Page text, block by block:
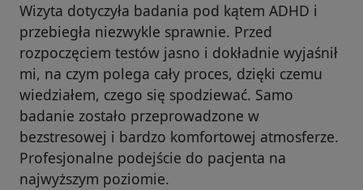
Wizyta dotyczyła badania pod kątem ADHD i
przebiegła niezwykle sprawnie. Przed
rozpoczęciem testów jasno i dokładnie wyjaśnił
mi, na czym polega cały proces, dzięki czemu
wiedziałem, czego się spodziewać. Samo
badanie zostało przeprowadzone w
bezstresowej i bardzo komfortowej atmosferze.
Profesjonalne podejście do pacjenta na
najwyższym poziomie.